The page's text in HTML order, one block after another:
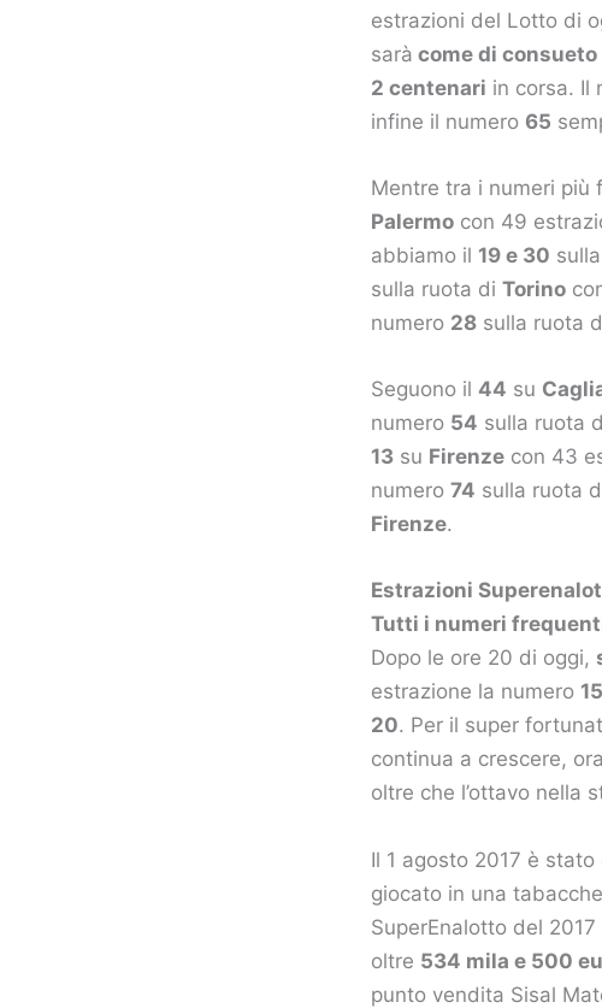
estrazioni del Lotto di
sarà come di consueto
2 centenari in corsa. Il
infine il numero 65
Mentre tra i numeri più
Palermo con 49
abbiamo il 19 e 30
sulla ruota di Torino
numero 28 sulla ruota
Seguono il 44 su
numero 54 sulla ruota
13 su Firenze con 43
numero 74 sulla ruota
Firenze.
Estrazioni
Tutti i numeri
Dopo le ore 20 di oggi,
estrazione la numero
20. Per il super
continua a crescere,
oltre che l’ottavo nella
Il 1 agosto 2017 è
giocato in una
SuperEnalotto del
oltre 534 mila e 500
punto vendita Sisal